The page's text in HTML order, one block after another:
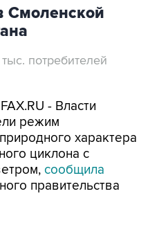
Смоленской
потребителей
- Власти
режим
характера
циклона с
сообщила
правительства